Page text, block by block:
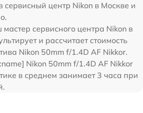
сервисный центр Nikon в Москве и
сервисного центра Nikon в
и рассчитает стоимость
Nikon 50mm f/1.4D AF Nikkor.
Nikon 50mm f/1.4D AF Nikkor
в среднем занимает 3 часа при